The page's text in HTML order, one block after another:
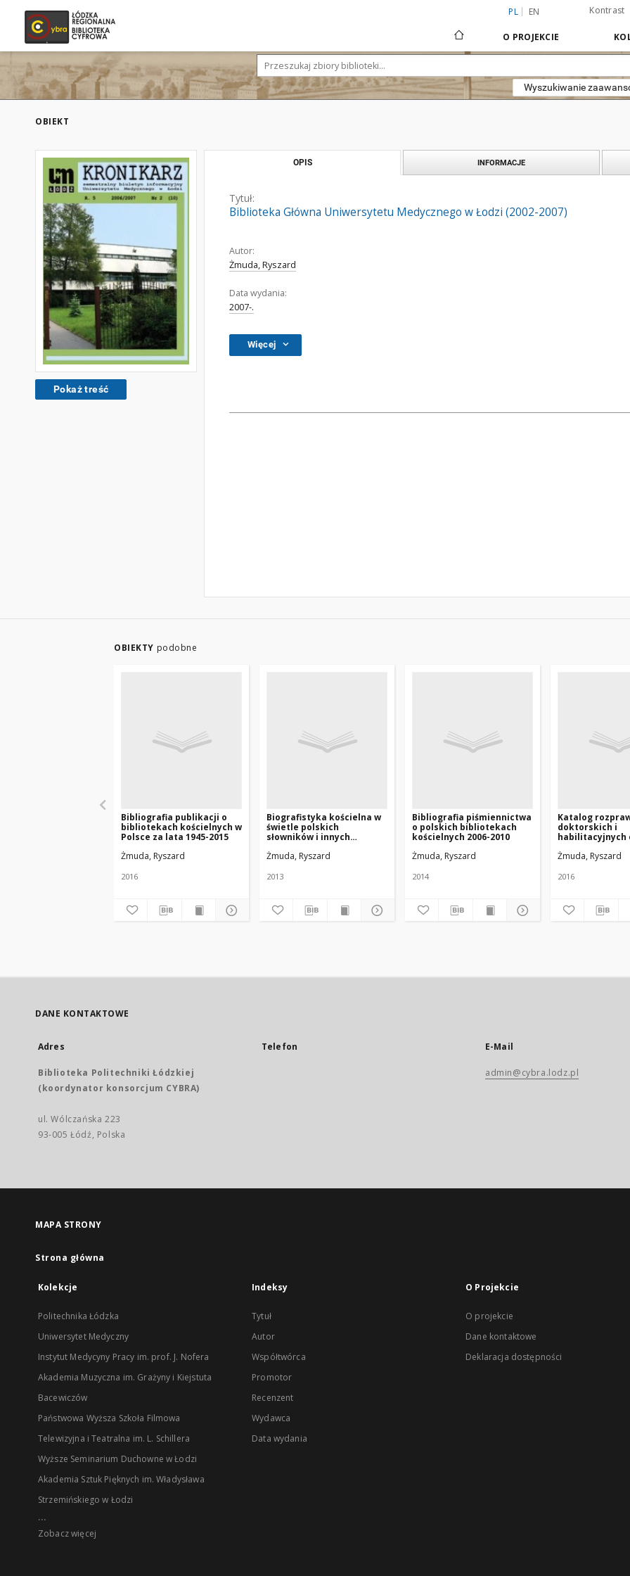
PL EN Kontrast
O PROJEKCIE
Wyszukiwanie
OBIEKT
Pokaż treść
OPIS INFORMACJE
Tytuł:
Biblioteka Główna Uniwersytetu Medycznego w Łodzi (2002-2007)
Autor:
Żmuda, Ryszard
Data wydania:
2007-.
Więcej
OBIEKTY podobne
Bibliografia publikacji o
bibliotekach kościelnych w
Polsce za lata 1945-2015
Żmuda, Ryszard
2016
Biografistyka kościelna w
świetle polskich
słowników i innych
Żmuda, Ryszard
2013
Bibliografia piśmiennictwa
o polskich bibliotekach
kościelnych 2006-2010
Żmuda, Ryszard
2014
Katalog
doktorskich i
habilitacyjnych
magisterskich o
Polsce za lata
Żmuda, Ryszard
2016
DANE KONTAKTOWE
Adres
Biblioteka Politechniki Łódzkiej
(koordynator konsorcjum CYBRA)
ul. Wólczańska 223
93-005 Łódź, Polska
Telefon E-Mail
admin@cybra.lodz.pl
MAPA STRONY
Strona główna
Kolekcje
Politechnika Łódzka
Uniwersytet Medyczny
Instytut Medycyny Pracy im. prof. J. Nofera
Akademia Muzyczna im. Grażyny i Kiejstuta
Bacewiczów
Państwowa Wyższa Szkoła Filmowa
Telewizyjna i Teatralna im. L. Schillera
Wyższe Seminarium Duchowne w Łodzi
Akademia Sztuk Pięknych im. Władysława
Strzemińskiego w Łodzi
...
Zobacz więcej
Indeksy
Tytuł
Autor
Współtwórca
Promotor
Recenzent
Wydawca
Data wydania
O Projekcie
O projekcie
Dane kontaktowe
Deklaracja dostępności